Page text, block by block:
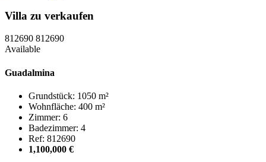
Villa zu verkaufen
812690 812690
Available
Guadalmina
Grundstück: 1050 m²
Wohnfläche: 400 m²
Zimmer: 6
Badezimmer: 4
Ref: 812690
1,100,000 €